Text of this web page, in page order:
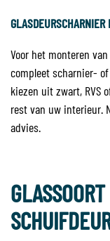
GLASDEURSCHARNIER
Voor het monteren
compleet scharnier-
kiezen uit zwart, RVS
rest van uw interieur.
advies.